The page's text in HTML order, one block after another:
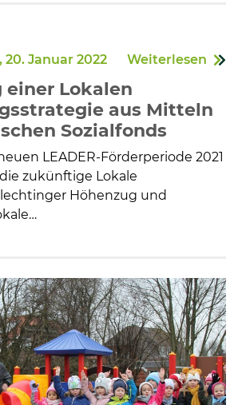
Soziales
Verkehr
Dorfleben
Januar 2022 Weiterlesen
einer Lokalen
aus Mitteln
Sozialfonds
LEADER-Förderperiode 2021
zukünftige Lokale
Höhenzug und